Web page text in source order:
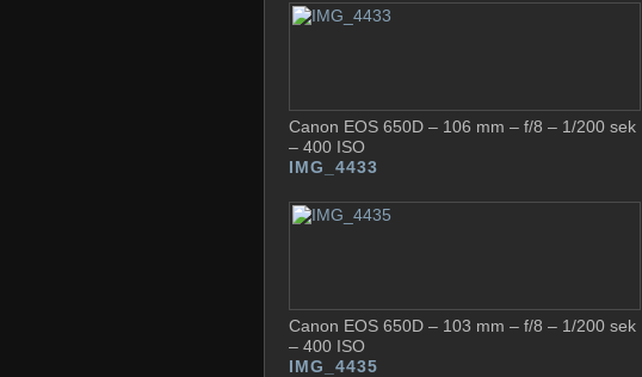
Canon EOS 650D – 106 mm – f/8 – 1/200 sek
– 400 ISO
IMG_4433
Canon EOS 650D – 103 mm – f/8 – 1/200 sek
– 400 ISO
IMG_4435